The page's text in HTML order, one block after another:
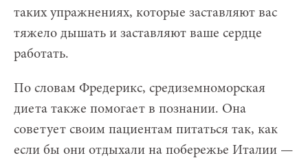
таких упражнениях, которые заставляют вас
тяжело дышать и заставляют ваше сердце
работать.
По словам Фредерикс, средиземноморская
диета также помогает в познании. Она
советует своим пациентам питаться так, как
если бы они отдыхали на побережье Италии —